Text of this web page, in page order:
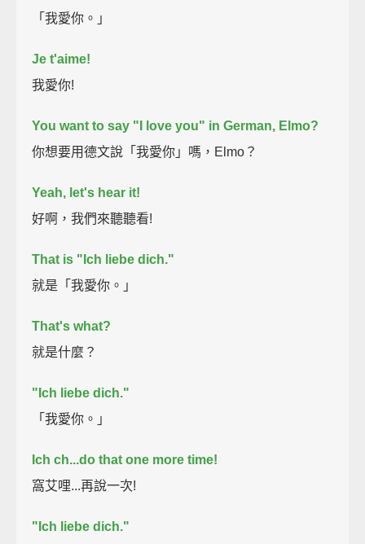
「我愛你。」
Je t'aime!
我愛你!
You want to say "I love you" in German, Elmo?
你想要用德文說「我愛你」嗎，Elmo？
Yeah, let's hear it!
好啊，我們來聽聽看!
That is "Ich liebe dich."
就是「我愛你。」
That's what?
就是什麼？
"Ich liebe dich."
「我愛你。」
Ich ch...do that one more time!
窩艾哩...再說一次!
"Ich liebe dich."